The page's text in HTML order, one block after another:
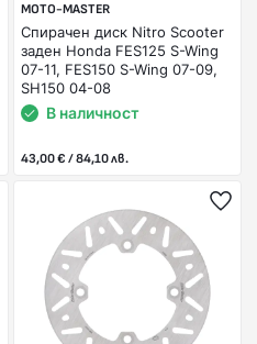
MOTO-MASTER
Спирачен диск Nitro Scooter
заден Honda FES125 S-Wing
07-11, FES150 S-Wing 07-09,
SH150 04-08
В наличност
43,00 € / 84,10 лв.